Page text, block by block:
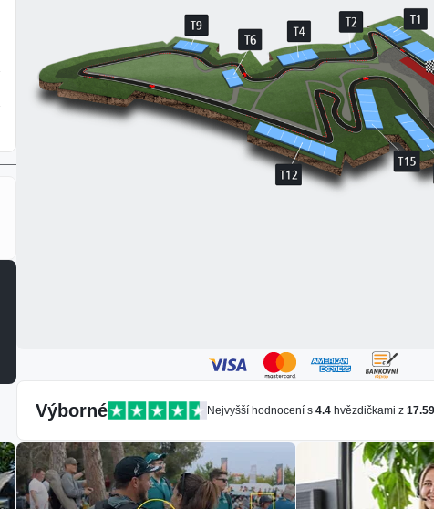
Výborné Nejvyšší hodnocení s 4.4 hvězdičkami z